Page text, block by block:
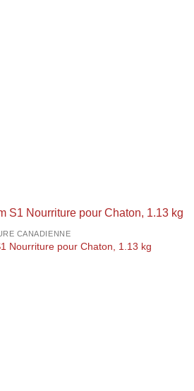
CANADIENNE
Nourriture pour Chaton, 1.13 kg